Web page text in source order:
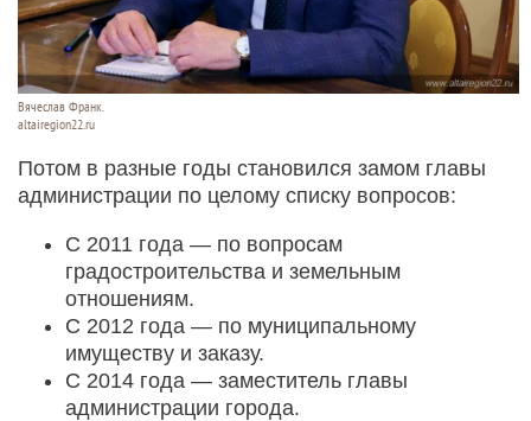
Вячеслав Франк.
altairegion22.ru
Потом в разные годы становился замом главы
администрации по целому списку вопросов:
С 2011 года — по вопросам
градостроительства и земельным
отношениям.
С 2012 года — по муниципальному
имуществу и заказу.
C 2014 года — заместитель главы
администрации города.